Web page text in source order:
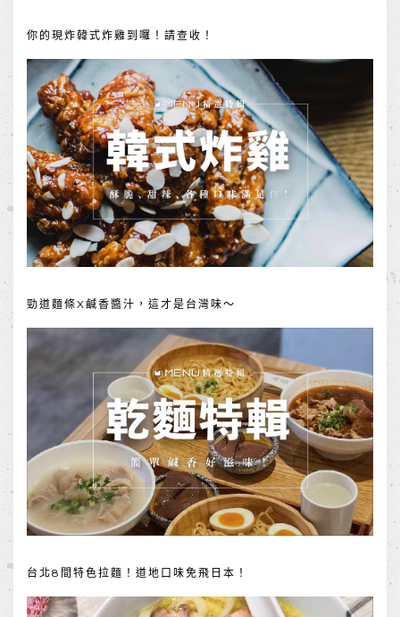
你的現炸韓式炸雞到囉！請查收！
勁道麵條X鹹香醬汁，這才是台灣味～
台北8間特色拉麵！道地口味免飛日本！